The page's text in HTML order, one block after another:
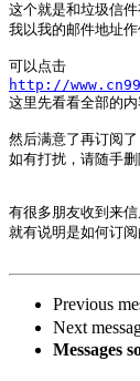
这个就是和垃圾信
我以我的邮件地址作
http://
这里先看看全部的内
然后满意了再订阅了
如有打扰，请随手删
有很多朋友收到来
就有说明是如何订阅
Previous
Next
Messages